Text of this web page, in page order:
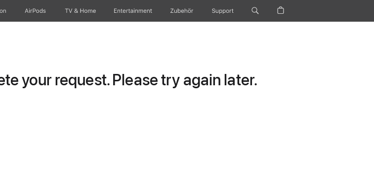
AirPods TV & Home Entertainment Zubehör Support
your request. Please try again later.